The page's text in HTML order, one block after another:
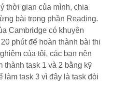
thời gian của mình, chia
bài trong phần Reading.
Cambridge có khuyên
phút để hoàn thành bài thi
của tôi, các bạn nên
thành task 1 và 2 bằng kỹ
làm task 3 vì đây là task đòi